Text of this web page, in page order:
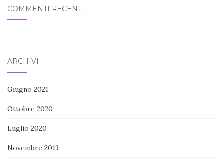
COMMENTI RECENTI
ARCHIVI
Giugno 2021
Ottobre 2020
Luglio 2020
Novembre 2019